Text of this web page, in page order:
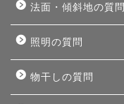
法面・傾斜地の質問
照明の質問
物干しの質問